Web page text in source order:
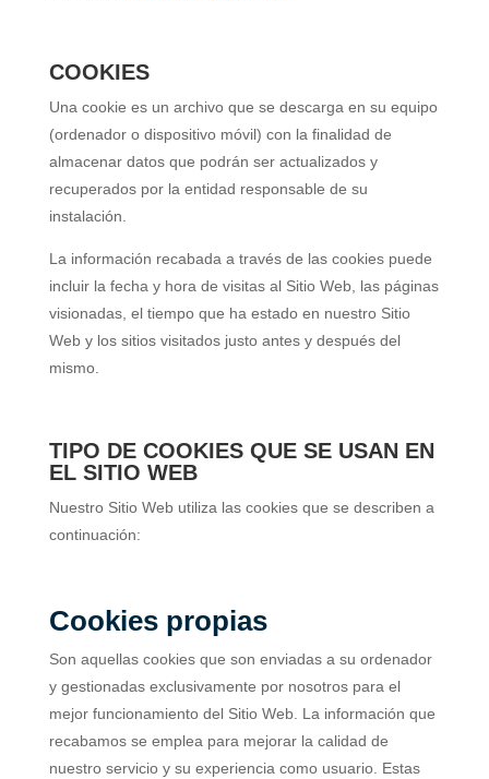
COOKIES
Una cookie es un archivo que se descarga en su equipo
(ordenador o dispositivo móvil) con la finalidad de
almacenar datos que podrán ser actualizados y
recuperados por la entidad responsable de su
instalación.
La información recabada a través de las cookies puede
incluir la fecha y hora de visitas al Sitio Web, las páginas
visionadas, el tiempo que ha estado en nuestro Sitio
Web y los sitios visitados justo antes y después del
mismo.
TIPO DE COOKIES QUE SE USAN EN
EL SITIO WEB
Nuestro Sitio Web utiliza las cookies que se describen a
continuación:
Cookies propias
Son aquellas cookies que son enviadas a su ordenador
y gestionadas exclusivamente por nosotros para el
mejor funcionamiento del Sitio Web. La información que
recabamos se emplea para mejorar la calidad de
nuestro servicio y su experiencia como usuario. Estas